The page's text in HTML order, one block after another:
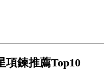
項鍊推薦Top10